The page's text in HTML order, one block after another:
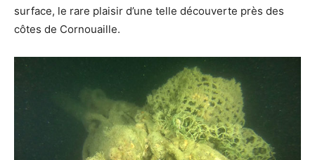
surface, le rare plaisir d’une telle découverte près des
côtes de Cornouaille.